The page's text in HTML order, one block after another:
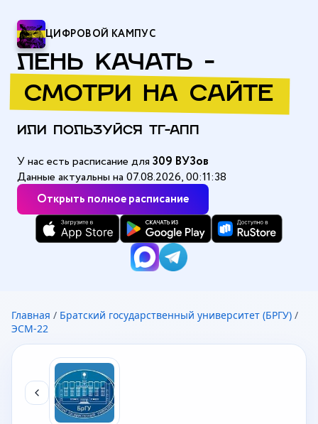
ЦИФРОВОЙ КАМПУС
ЛЕНЬ КАЧАТЬ -
СМОТРИ НА САЙТЕ
ИЛИ ПОЛЬЗУЙСЯ ТГ-АПП
Открыть полное расписание
У нас есть расписание для 309 ВУЗов
Данные актуальны на 07.08.2026, 00:11:38
Главная / Братский государственный университет (БРГУ) /
ЭСМ-22